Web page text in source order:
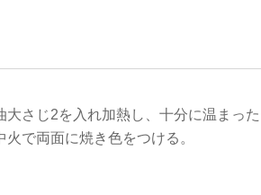
大さじ2を入れ加熱し、十分に温まった
で両面に焼き色をつける。